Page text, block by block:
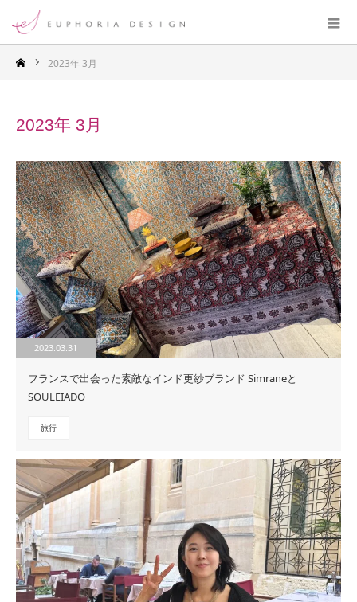
2023年 3月
2023年 3月
2023.03.31
フランスで出会った素敵なインド更紗ブランド Simraneと
SOULEIADO
旅行